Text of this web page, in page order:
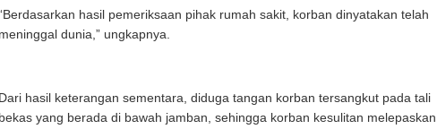
hasil pemeriksaan pihak rumah sakit, korban dinyatakan telah
meninggal dunia,” ungkapnya.
Dari hasil keterangan sementara, diduga tangan korban tersangkut pada tali
bekas yang berada di bawah jamban, sehingga korban kesulitan melepaskan